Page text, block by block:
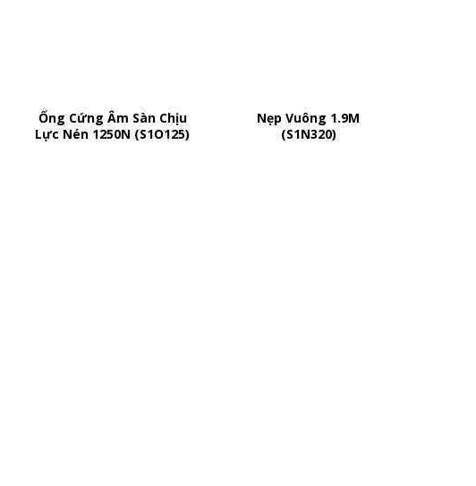
Ống Cứng Âm Sàn Chịu
Lực Nén 1250N (S1O125)
Nẹp Vuông 1.9M
(S1N320)